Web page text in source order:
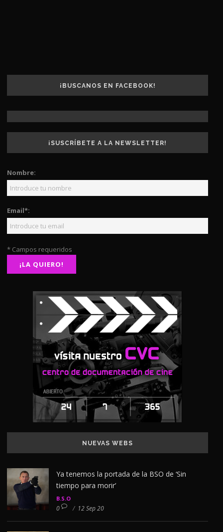
¡BUSCANOS EN FACEBOOK!
¡SUSCRÍBETE A LA NEWSLETTER!
Nombre:
Email*:
* Campos requeridos
NUEVAS WEBS
Ya tenemos la portada de la BSO de ‘Sin
tiempo para morir’
B.S.O
0 / 12 Sep 20